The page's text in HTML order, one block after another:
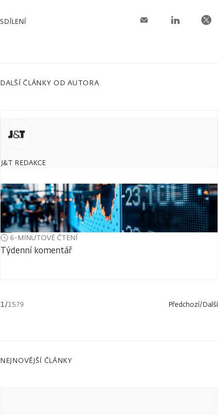
SDÍLENÍ
DALŠÍ ČLÁNKY OD AUTORA
J&T REDAKCE
6-MINUTOVÉ ČTENÍ
Týdenní komentář
1/1579 Předchozí/Další
NEJNOVĚJŠÍ ČLÁNKY